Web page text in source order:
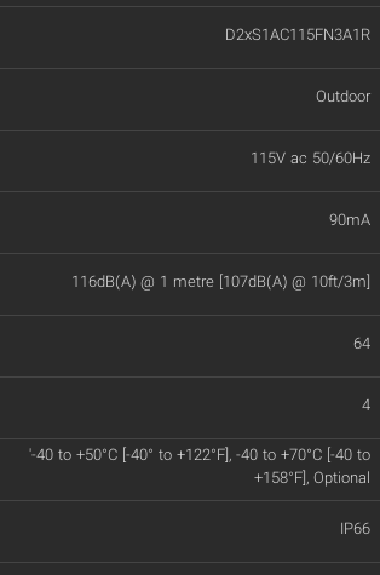
D2xS1AC115FN3A1R
Outdoor
115V ac 50/60Hz
90mA
116dB(A) @ 1 metre [107dB(A) @ 10ft/3m]
64
4
'-40 to +50°C [-40° to +122°F], -40 to +70°C [-40 to
+158°F], Optional
IP66